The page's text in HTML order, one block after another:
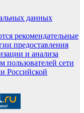
данных
рекомендательные
предоставления
и анализа
пользователей сети
Российской